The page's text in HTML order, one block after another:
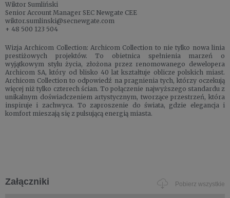
Wiktor Sumliński
Senior Account Manager SEC Newgate CEE
wiktor.sumlinski@secnewgate.com
+ 48 500 123 504
Wizja Archicom Collection: Archicom Collection to nie tylko nowa linia
prestiżowych projektów. To obietnica spełnienia marzeń o
wyjątkowym stylu życia, złożona przez renomowanego dewelopera
Archicom SA, który od blisko 40 lat kształtuje oblicze polskich miast.
Archicom Collection to odpowiedź na pragnienia tych, którzy oczekują
więcej niż tylko czterech ścian. To połączenie najwyższego standardu z
unikalnym doświadczeniem artystycznym, tworzące przestrzeń, która
inspiruje i zachwyca. To zaproszenie do świata, gdzie elegancja i
komfort mieszają się z pulsującą energią miasta.
Załączniki Pobierz wszystkie